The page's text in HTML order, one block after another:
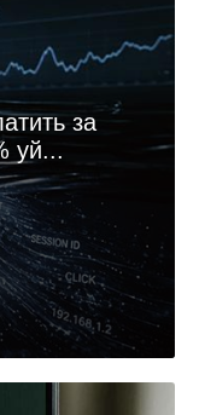
за
уй...